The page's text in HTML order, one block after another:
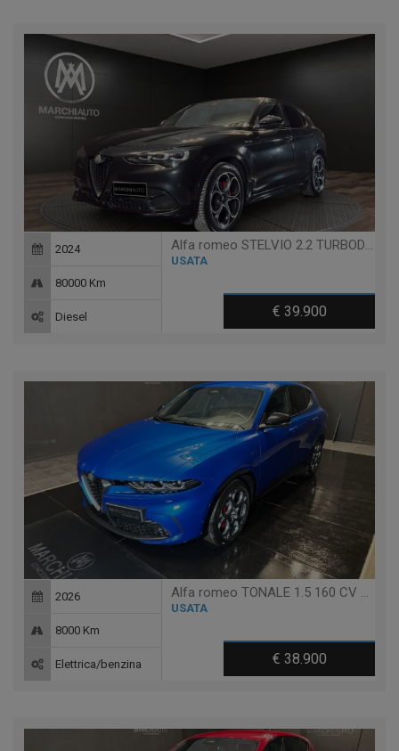
Alfa romeo STELVIO 2.2 TURBODIESEL 210 CV AT8 Q4 VELOCE
USATA
€ 39.900
2024
80000 Km
Diesel
Alfa romeo TONALE 1.5 160 CV MHEV TCT7 VELOCE
USATA
€ 38.900
2026
8000 Km
Elettrica/benzina